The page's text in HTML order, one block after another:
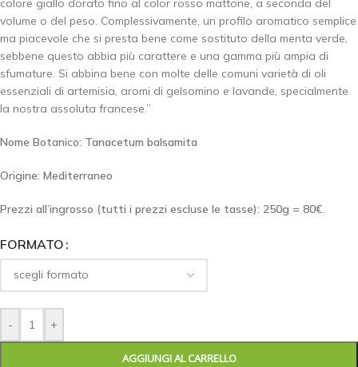
colore giallo dorato fino al color rosso mattone, a seconda del
volume o del peso. Complessivamente, un profilo aromatico semplice
ma piacevole che si presta bene come sostituto della menta verde,
sebbene questo abbia più carattere e una gamma più ampia di
sfumature. Si abbina bene con molte delle comuni varietà di oli
essenziali di artemisia, aromi di gelsomino e lavande, specialmente
la nostra assoluta francese.”
Nome Botanico: Tanacetum balsamita
Origine: Mediterraneo
Prezzi all’ingrosso (tutti i prezzi escluse le tasse): 250g = 80€.
FORMATO
- +
AGGIUNGI AL CARRELLO